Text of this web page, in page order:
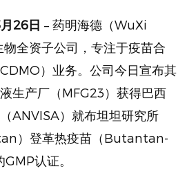
月26日 – 药明海德（WuXi
全资子公司，专注于疫苗合
）业务。公司今日宣布其
生产厂（MFG23）获得巴西
ANVISA）就布坦坦研究所
）登革热疫苗（Butantan-
认证。